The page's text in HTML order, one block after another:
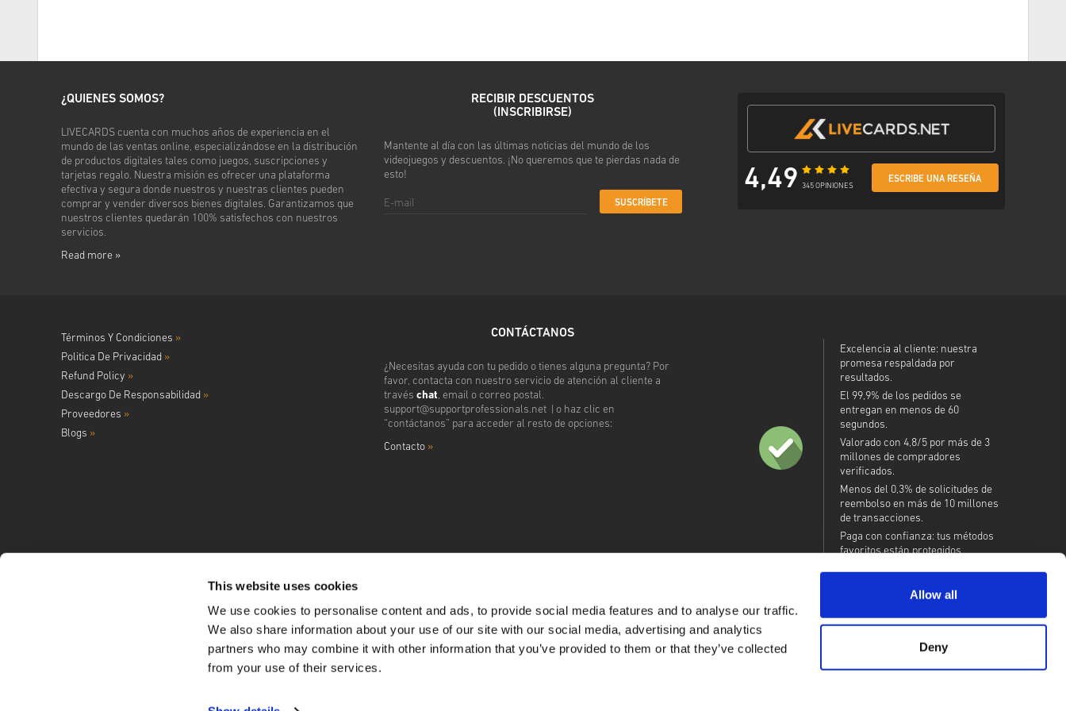
This website uses cookies
We use cookies to personalise content and ads, to provide social media features and to analyse our traffic.
We also share information about your use of our site with our social media, advertising and analytics
partners who may combine it with other information that you’ve provided to them or that they’ve collected
from your use of their services.
Allow all
Deny
¿QUIENES SOMOS?
LIVECARDS cuenta con muchos años de experiencia en el
mundo de las ventas online, especializándose en la distribución
de productos digitales tales como juegos, suscripciones y
tarjetas regalo. Nuestra misión es ofrecer una plataforma
efectiva y segura donde nuestros y nuestras clientes pueden
comprar y vender diversos bienes digitales. Garantizamos que
nuestros clientes quedarán 100% satisfechos con nuestros
servicios.
Read more »
RECIBIR DESCUENTOS
(INSCRIBIRSE)
Mantente al día con las últimas noticias del mundo de los
videojuegos y descuentos. ¡No queremos que te pierdas nada de
esto!
SUSCRÍBETE
4,49 345 OPINIONES
ESCRIBE UNA RESEÑA
Términos Y Condiciones »
Politica De Privacidad »
Refund Policy »
Descargo De Responsabilidad »
Proveedores »
Blogs »
CONTÁCTANOS
¿Necesitas ayuda con tu pedido o tienes alguna pregunta? Por
favor, contacta con nuestro servicio de atención al cliente a
través chat, email o correo postal.
support@supportprofessionals.net| o haz clic en
“contáctanos” para acceder al resto de opciones:
Contacto »
Excelencia al cliente: nuestra
promesa respaldada por
resultados.
El 99,9% de los pedidos se
entregan en menos de 60
segundos.
Valorado con 4,8/5 por más de 3
millones de compradores
verificados.
Menos del 0,3% de solicitudes de
reembolso en más de 10 millones
de transacciones.
Paga con confianza: tus métodos
favoritos están protegidos.